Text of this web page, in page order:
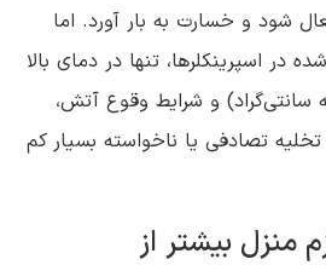
شود و خسارت به بار آورد. اما
در اسپرینکلرها، تنها در دمای بالا
بالاتر از 68 درجه سانتی‌گراد) و شرایط وقوع آتش،
تصادفی یا ناخواسته بسیار کم
منزل بیشتر از